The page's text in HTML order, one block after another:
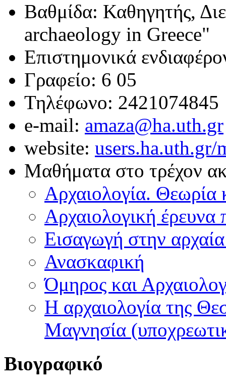
Βαθμίδα: Καθηγητής,
archaeology in Greece"
Επιστημονικά
Γραφείο: 6 05
Τηλέφωνο: 2421074845
e-mail: amaza@ha.uth.gr
website: users.ha.uth.gr/
Μαθήματα στο τρέχον
Αρχαιολογία. Θεωρία
Αρχαιολογική έρευνα
Εισαγωγή στην
Ανασκαφική
Όμηρος και
Η αρχαιολογία της
Μαγνησία
Βιογραφικό